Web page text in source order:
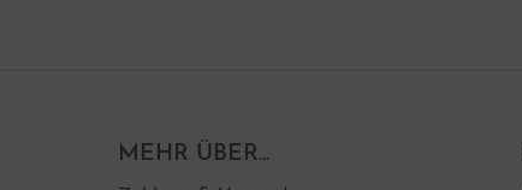
MEHR ÜBER...